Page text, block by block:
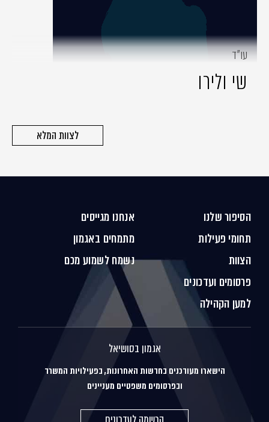
עו״ד
שי ולירו
לצוות המלא
הסיפור שלנו
תחומי פעילות
הצוות
פרסומים ועדכונים
למען הקהילה
אנחנו מגייסים
מתמחים באגמון
נשמח לשמוע מכם
אגמון בסושיאל
הישארו מעודכנים בחדשות האחרונות, בפעילויות המשרד
ובפרסומים משפטיים מעניינים